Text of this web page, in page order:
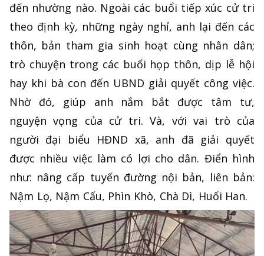
đến nhường nào. Ngoài các buổi tiếp xúc cử tri
theo định kỳ, những ngày nghỉ, anh lại đến các
thôn, bản tham gia sinh hoạt cùng nhân dân;
trò chuyện trong các buổi họp thôn, dịp lễ hội
hay khi bà con đến UBND giải quyết công việc.
Nhờ đó, giúp anh nắm bắt được tâm tư,
nguyện vọng của cử tri. Và, với vai trò của
người đại biểu HĐND xã, anh đã giải quyết
được nhiều việc làm có lợi cho dân. Điển hình
như: nâng cấp tuyến đường nội bản, liên bản:
Nậm Lọ, Nậm Cấu, Phìn Khò, Chà Dì, Huổi Han.